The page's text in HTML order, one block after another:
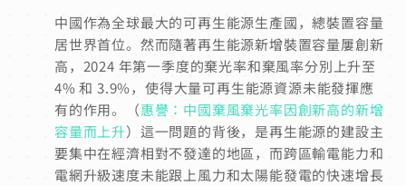
中國作為全球最大的可再生能源生產國，總裝置容量
居世界首位。然而隨著再生能源新增裝置容量屢創新
高，2024 年第一季度的棄光率和棄風率分別上升至
4% 和 3.9%，使得大量可再生能源資源未能發揮應
有的作用。（惠譽：中國棄風棄光率因創新高的新增
容量而上升）這一問題的背後，是再生能源的建設主
要集中在經濟相對不發達的地區，而跨區輸電能力和
電網升級速度未能跟上風力和太陽能發電的快速增長